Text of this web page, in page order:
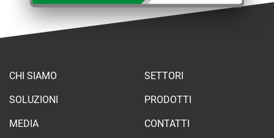
CHI SIAMO SETTORI
SOLUZIONI PRODOTTI
MEDIA CONTATTI